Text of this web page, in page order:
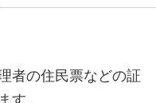
者の住民票などの証
す。